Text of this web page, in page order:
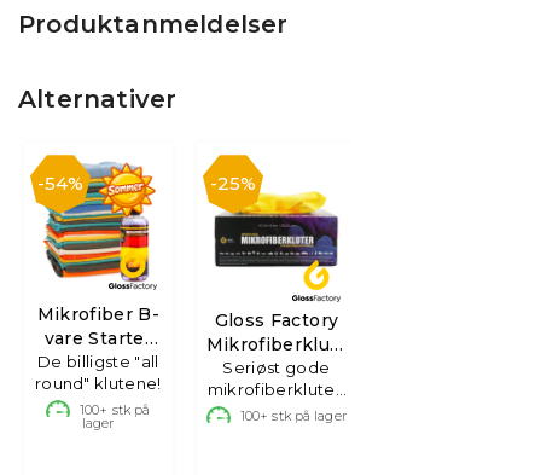
Produktanmeldelser
Alternativer
54%
Mikrofiber B-
vare Starter
Kit
De billigste "all
round" klutene!
100+ stk på
lager
25%
Gloss Factory
Mikrofiberkluter
Box
Seriøst gode
mikrofiberkluter,
40 pack!
100+ stk på lager